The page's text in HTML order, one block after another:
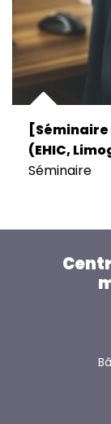
(EHIC,
Séminaire